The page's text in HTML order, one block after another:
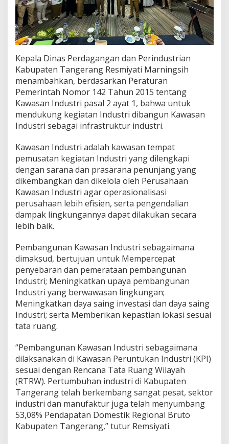
Kepala Dinas Perdagangan dan Perindustrian
Kabupaten Tangerang Resmiyati Marningsih
menambahkan, berdasarkan Peraturan
Pemerintah Nomor 142 Tahun 2015 tentang
Kawasan Industri pasal 2 ayat 1, bahwa untuk
mendukung kegiatan Industri dibangun Kawasan
Industri sebagai infrastruktur industri.
Kawasan Industri adalah kawasan tempat
pemusatan kegiatan Industri yang dilengkapi
dengan sarana dan prasarana penunjang yang
dikembangkan dan dikelola oleh Perusahaan
Kawasan Industri agar operasionalisasi
perusahaan lebih efisien, serta pengendalian
dampak lingkungannya dapat dilakukan secara
lebih baik.
Pembangunan Kawasan Industri sebagaimana
dimaksud, bertujuan untuk Mempercepat
penyebaran dan pemerataan pembangunan
Industri; Meningkatkan upaya pembangunan
Industri yang berwawasan lingkungan;
Meningkatkan daya saing investasi dan daya saing
Industri; serta Memberikan kepastian lokasi sesuai
tata ruang.
“Pembangunan Kawasan Industri sebagaimana
dilaksanakan di Kawasan Peruntukan Industri (KPI)
sesuai dengan Rencana Tata Ruang Wilayah
(RTRW). Pertumbuhan industri di Kabupaten
Tangerang telah berkembang sangat pesat, sektor
industri dan manufaktur juga telah menyumbang
53,08% Pendapatan Domestik Regional Bruto
Kabupaten Tangerang,” tutur Remsiyati.